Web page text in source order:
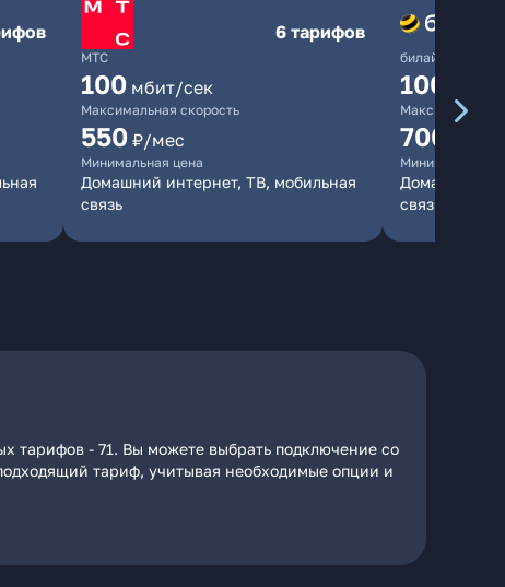
МТС
6 тарифов
100 мбит/сек
Максимальная скорость
550 ₽/мес
Минимальная цена
Домашний интернет, ТВ, мобильная
связь
билайн
1000
Максимальная
700
Минимальная
Домашний
связь
тарифов - 71. Вы можете выбрать подключение со
тариф, учитывая необходимые опции и